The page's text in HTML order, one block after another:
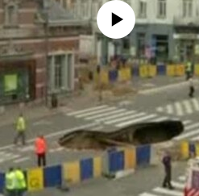
Феълан кор намекунад